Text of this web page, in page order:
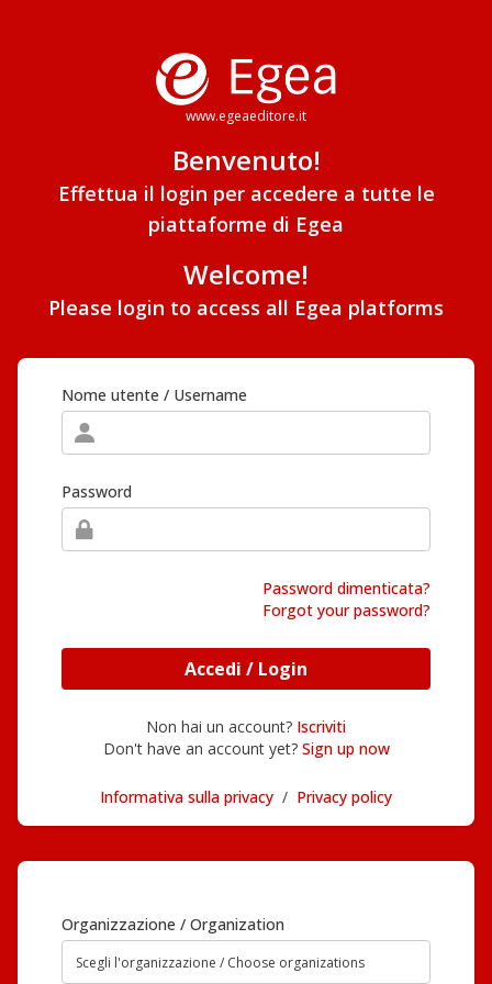
www.egeaeditore.it
Benvenuto!
Effettua il login per accedere a tutte le
piattaforme di Egea
Welcome!
Please login to access all Egea platforms
Nome utente / Username
Password
Password dimenticata?
Forgot your password?
Accedi / Login
Non hai un account? Iscriviti
Don't have an account yet? Sign up now
Informativa sulla privacy / Privacy policy
Organizzazione / Organization